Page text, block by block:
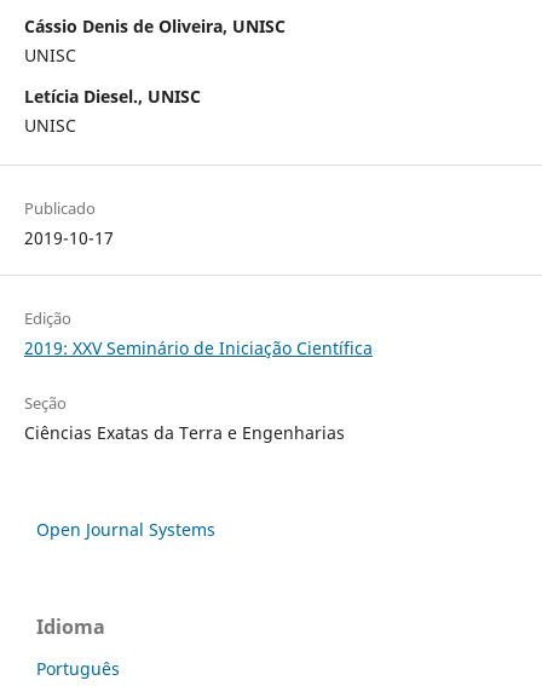
Cássio Denis de Oliveira, UNISC
UNISC
Letícia Diesel., UNISC
UNISC
Publicado
2019-10-17
Edição
2019: XXV Seminário de Iniciação Científica
Seção
Ciências Exatas da Terra e Engenharias
Open Journal Systems
Idioma
Português